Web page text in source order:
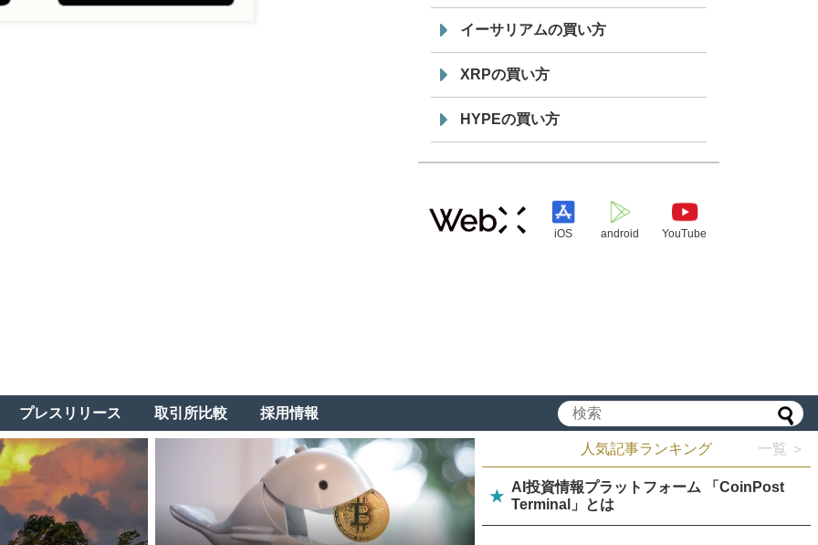
イーサリアムの買い方
XRPの買い方
HYPEの買い方
iOS android YouTube
プレスリリース 取引所比較 採用情報
人気記事ランキング 一覧 ＞
★
AI投資情報プラットフォーム 「CoinPost
Terminal」とは